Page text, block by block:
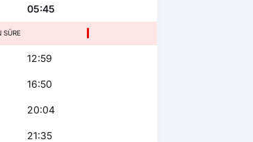
05:45
SÜRE
12:59
16:50
20:04
21:35